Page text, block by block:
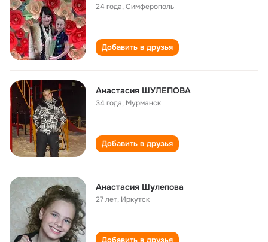
24 года,Симферополь
Добавить в друзья
Анастасия ШУЛЕПОВА
34 года, Мурманск
Добавить в друзья
Анастасия Шулепова
27 лет, Иркутск
Добавить в друзья